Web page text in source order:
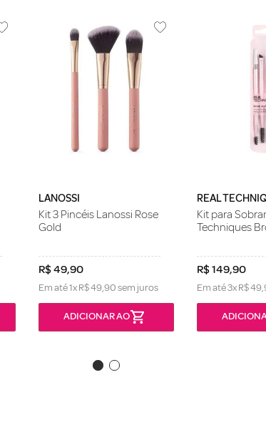
LANOSSI
Kit 3 Pincéis Lanossi Rose
Gold
R$49,90
Em até1xR$49,90sem juros
ADICIONAR AO
REAL
Kit para
Techniques
R$149,90
Em até3xR$49,